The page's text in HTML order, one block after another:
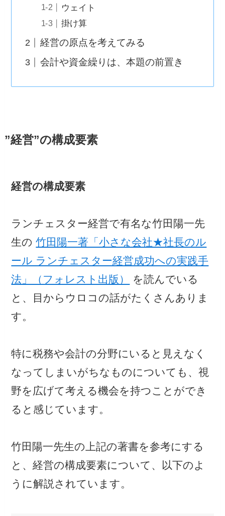
ウェイト
掛け算
経営の原点を考えてみる
会計や資金繰りは、本題の前置き
”経営”の構成要素
経営の構成要素
ランチェスター経営で有名な竹田陽一先
生の竹田陽一著「小さな会社★社長のル
ール ランチェスター経営成功への実践手
法」（フォレスト出版）
を読んでいる
と、目からウロコの話がたくさんありま
す。
特に税務や会計の分野にいると見えなく
なってしまいがちなものについても、視
野を広げて考える機会を持つことができ
ると感じています。
竹田陽一先生の上記の著書を参考にする
と、経営の構成要素について、以下のよ
うに解説されています。